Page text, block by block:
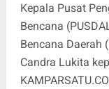
Kepala Pusat
Bencana
Bencana Daerah
Candra Lukita